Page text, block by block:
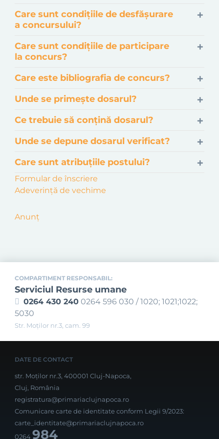
Care sunt condițiile de desfășurare
a concursului?
Care sunt condițiile de participare
la concurs?
Care este bibliografia de concurs?
Unde se primește dosarul?
Ce trebuie să conțină dosarul?
Unde se depune dosarul verificat?
Care sunt atribuțiile postului?
Formular de înscriere
Adeverință de vechime
Anunț
COMPARTIMENT RESPONSABIL:
Serviciul Resurse umane
0264 430 240 0264 596 030 / 1020; 1021;1022;
5030
Str. Moţilor nr.3, cam. 99
DATE DE CONTACT
str. Moților nr.3, 400001 Cluj-Napoca,
Cluj, România
registratura@primariaclujnapoca.ro
Comunicare carte de identitate conform Legii 9/2023:
carte_identitate@primariaclujnapoca.ro
0264984